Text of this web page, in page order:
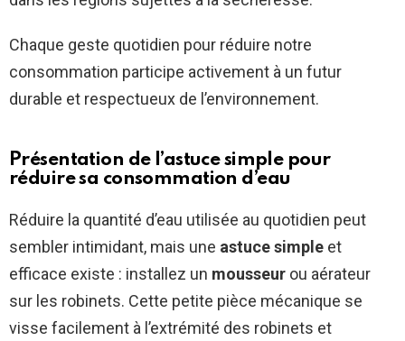
Chaque geste quotidien pour réduire notre
consommation participe activement à un futur
durable et respectueux de l’environnement.
Présentation de l’astuce simple pour
réduire sa consommation d’eau
Réduire la quantité d’eau utilisée au quotidien peut
sembler intimidant, mais une astuce simple et
efficace existe : installez un mousseur ou aérateur
sur les robinets. Cette petite pièce mécanique se
visse facilement à l’extrémité des robinets et